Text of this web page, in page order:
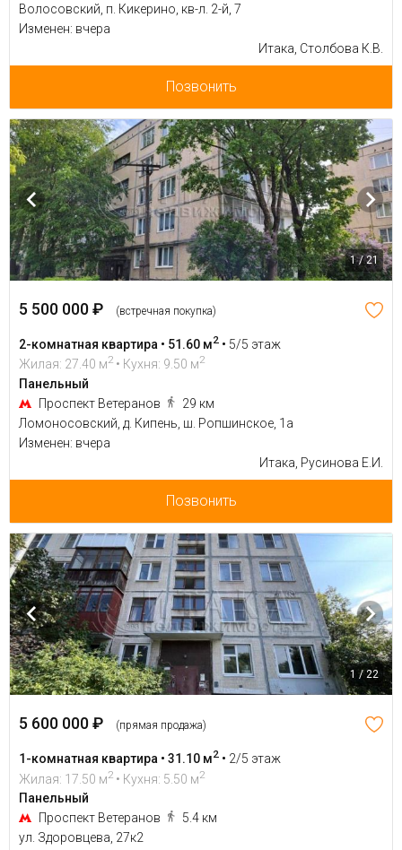
Волосовский, п. Кикерино, кв-л. 2-й, 7
Изменен: вчера
Итака, Столбова К.В.
Позвонить
1 / 21
5 500 000 ₽ (встречная покупка)
2-комнатная квартира • 51.60 м2 • 5/5 этаж
Жилая: 27.40 м2 • Кухня: 9.50 м2
Панельный
Проспект Ветеранов
29 км
Ломоносовский, д. Кипень, ш. Ропшинское, 1а
Изменен: вчера
Итака, Русинова Е.И.
Позвонить
1 / 22
5 600 000 ₽ (прямая продажа)
1-комнатная квартира • 31.10 м2 • 2/5 этаж
Жилая: 17.50 м2 • Кухня: 5.50 м2
Панельный
Проспект Ветеранов
5.4 км
ул. Здоровцева, 27к2